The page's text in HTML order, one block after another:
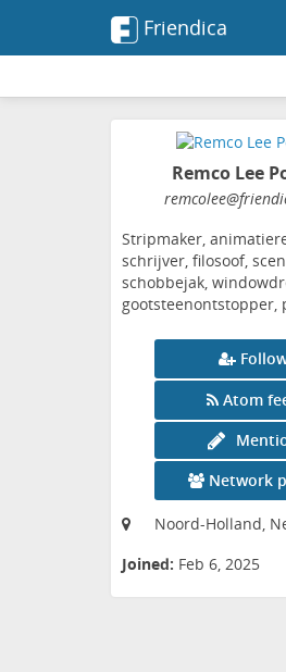
Friendica
Remco Lee
remcolee
Stripmaker,
schrijver, filosoof,
schobbejak,
gootsteenontstopper,
Atom
Network
Noord-Holland,
Joined: Feb 6, 2025